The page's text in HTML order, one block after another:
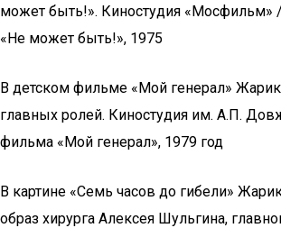
может быть!». Киностудия «Мосфильм»
«Не может быть!», 1975
В детском фильме «Мой генерал»
главных ролей. Киностудия им. А.П.
фильма «Мой генерал», 1979 год
В картине «Семь часов до гибели»
образ хирурга Алексея Шульгина,